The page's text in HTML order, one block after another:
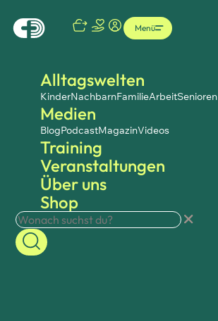
Alltagswelten
KinderNachbarnFamilieArbeitSenioren
Medien
BlogPodcastMagazinVideos
Training
Veranstaltungen
Über uns
Shop
Menü